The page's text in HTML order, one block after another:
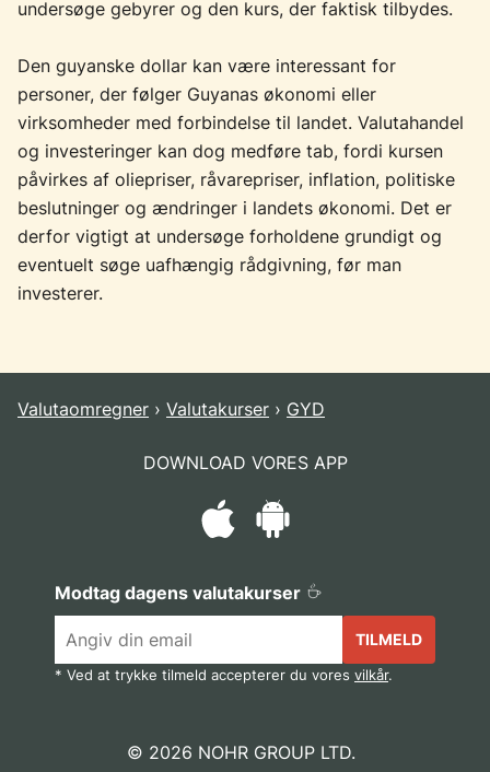
undersøge gebyrer og den kurs, der faktisk tilbydes.
Den guyanske dollar kan være interessant for
personer, der følger Guyanas økonomi eller
virksomheder med forbindelse til landet. Valutahandel
og investeringer kan dog medføre tab, fordi kursen
påvirkes af oliepriser, råvarepriser, inflation, politiske
beslutninger og ændringer i landets økonomi. Det er
derfor vigtigt at undersøge forholdene grundigt og
eventuelt søge uafhængig rådgivning, før man
investerer.
Valutaomregner Valutakurser GYD
DOWNLOAD VORES APP
Modtag dagens valutakurser
TILMELD
* Ved at trykke tilmeld accepterer du vores vilkår.
© 2026 NOHR GROUP LTD.